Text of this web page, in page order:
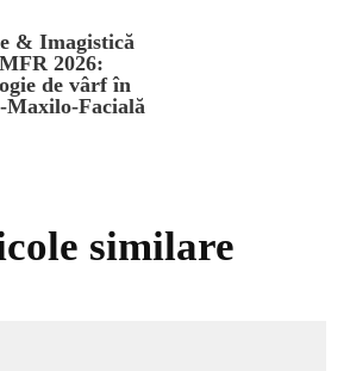
& Imagistică
2026:
de vârf în
Maxilo-Facială
similare